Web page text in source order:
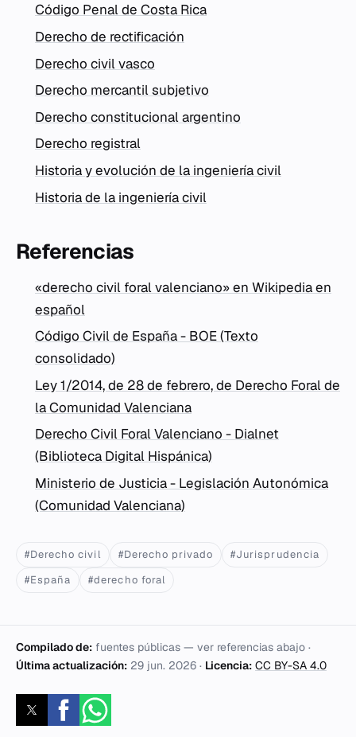
Código Penal de Costa Rica
Derecho de rectificación
Derecho civil vasco
Derecho mercantil subjetivo
Derecho constitucional argentino
Derecho registral
Historia y evolución de la ingeniería civil
Historia de la ingeniería civil
Referencias
«derecho civil foral valenciano» en Wikipedia en
español
Código Civil de España - BOE (Texto
consolidado)
Ley 1/2014, de 28 de febrero, de Derecho Foral de
la Comunidad Valenciana
Derecho Civil Foral Valenciano - Dialnet
(Biblioteca Digital Hispánica)
Ministerio de Justicia - Legislación Autonómica
(Comunidad Valenciana)
#Derecho civil #Derecho privado
#Jurisprudencia
#España
#derecho foral
Compilado de: fuentes públicas — ver referencias abajo ·
Última actualización: 29 jun. 2026 · Licencia: CC BY-SA 4.0